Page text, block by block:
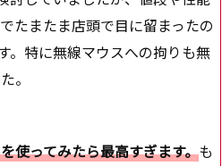
たまたま店頭で目に留まったの
。特に無線マウスへの拘りも無
。
使ってみたら最高すぎます。も